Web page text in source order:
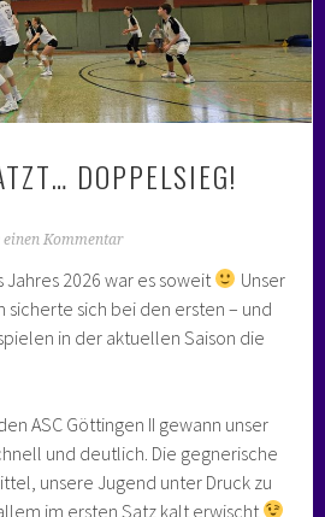
DOPPELSIEG!
einen Kommentar
2026 war es soweit
Unser
sicherte sich bei den ersten – und
in der aktuellen Saison die
ASC Göttingen II gewann unser
und deutlich. Die gegnerische
unsere Jugend unter Druck zu
im ersten Satz kalt erwischt